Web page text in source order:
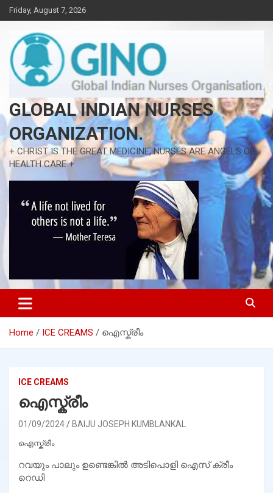
Skip
to
content
Friday, August 7, 2026
GLOBAL INDIAN NURSES
ORGANIZATION.
+ CHRIST IS THE GREAT MEDICINE, NURSES ARE ANGELS OF
HEALTH CARE +
Home ICE CREAMS ഐസ്ക്രീം
ICE CREAMS
ഐസ്ക്രീം
01/09/2024 BAIJU JOSEPH KUMBLANKAL
ഐസ്ക്രീം
റവയും പാലും ഉണ്ടെങ്കിൽ അടിപൊളി ഐസ് ക്രീം
റെഡി